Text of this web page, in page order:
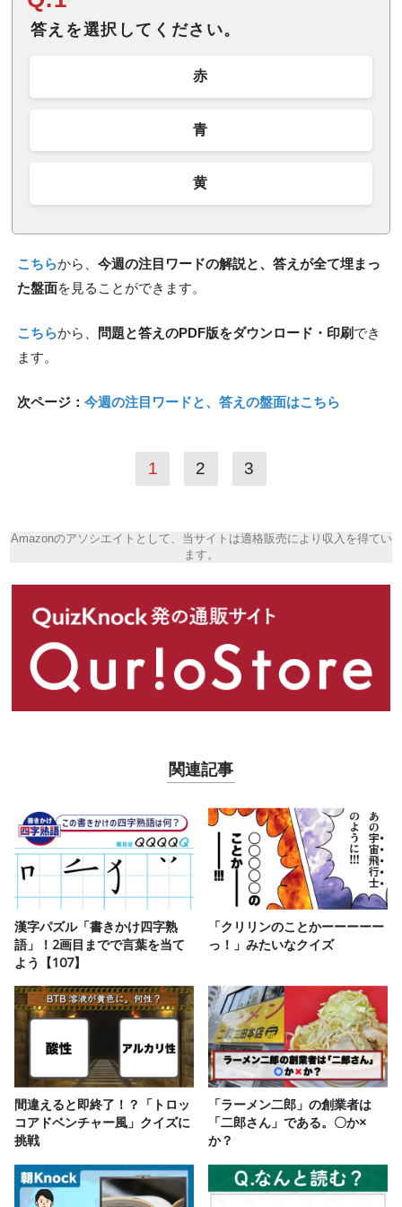
答えを選択してください。
赤
青
黄
こちらから、 今週の注目ワードの解説と、答えが全て埋まっ
た盤面を見ることができます。
こちらから、 問題と答えのPDF版をダウンロード・印刷でき
ます。
次ページ： 今週の注目ワードと、答えの盤面はこちら
1 2 3
Amazonのアソシエイトとして、当サイトは適格販売により収入を得てい
ます。
関連記事
漢字パズル「書きかけ四字熟
語」！2画目までで言葉を当て
よう【107】
「クリリンのことかーーーーー
っ！」みたいなクイズ
間違えると即終了！？「トロッ
コアドベンチャー風」クイズに
挑戦
「ラーメン二郎」の創業者は
「二郎さん」である。〇か×
か？